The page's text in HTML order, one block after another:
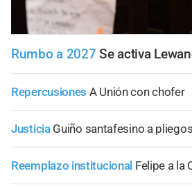
Rumbo a 2027 Se activa
Repercusiones A Unión con chofer
Justicia Guiño santafesino a
Reemplazo institucional Felipe a la